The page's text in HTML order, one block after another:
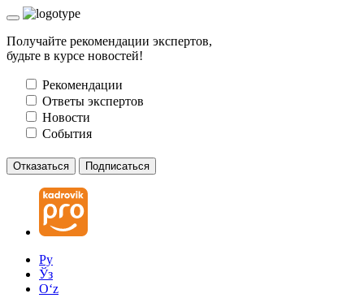
Получайте рекомендации экспертов,
будьте в курсе новостей!
Рекомендации
Ответы экспертов
Новости
События
Отказаться Подписаться
Ру
Ўз
Oʻz